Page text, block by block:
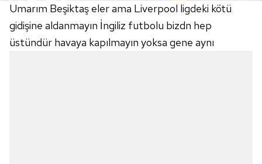
Umarım Beşiktaş eler ama Liverpool ligdeki kötü
gidişine aldanmayın İngiliz futbolu bizdn hep
üstündür havaya kapılmayın yoksa gene aynı